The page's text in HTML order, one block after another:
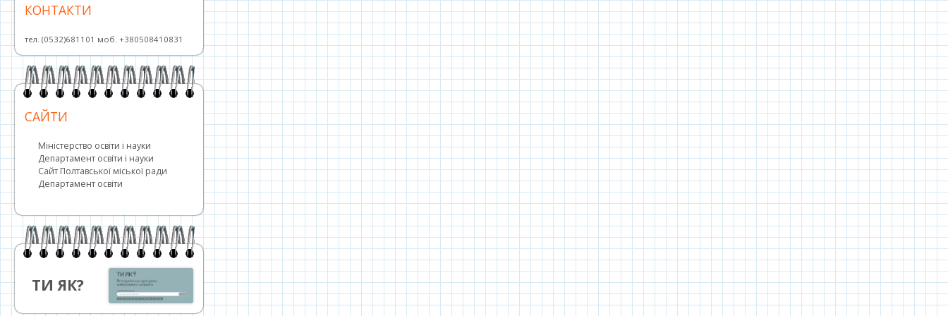
КОНТАКТИ
тел. (0532)681101 моб. +380508410831
САЙТИ
Міністерство освіти і науки
Департамент освіти і науки
Сайт Полтавської міської ради
Департамент освіти
ТИ ЯК?